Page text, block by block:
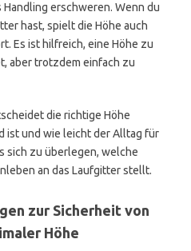
erschweren. Wenn du
hast, spielt die Höhe auch
Es ist hilfreich, eine Höhe zu
aber trotzdem einfach zu
die richtige Höhe
ist und wie leicht der Alltag für
sich zu überlegen, welche
an das Laufgitter stellt.
zur Sicherheit von
Höhe